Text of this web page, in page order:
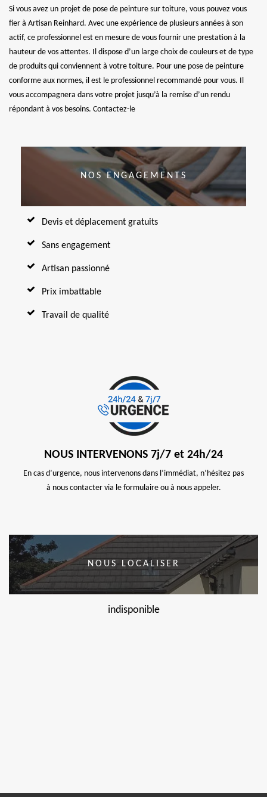
Si vous avez un projet de pose de peinture sur toiture, vous pouvez vous
fier à Artisan Reinhard. Avec une expérience de plusieurs années à son
actif, ce professionnel est en mesure de vous fournir une prestation à la
hauteur de vos attentes. Il dispose d’un large choix de couleurs et de type
de produits qui conviennent à votre toiture. Pour une pose de peinture
conforme aux normes, il est le professionnel recommandé pour vous. Il
vous accompagnera dans votre projet jusqu’à la remise d’un rendu
répondant à vos besoins. Contactez-le
NOS ENGAGEMENTS
Devis et déplacement gratuits
Sans engagement
Artisan passionné
Prix imbattable
Travail de qualité
NOUS INTERVENONS 7j/7 et 24h/24
En cas d’urgence, nous intervenons dans l’immédiat, n’hésitez pas
à nous contacter via le formulaire ou à nous appeler.
NOUS LOCALISER
indisponible